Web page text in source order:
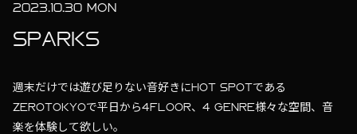
2023.10.30 MON
SPARKS
週末だけでは遊び足りない音好きにHOT SPOTである
ZEROTOKYOで平日から4FLOOR、4 GENRE様々な空間、音
楽を体験して欲しい。